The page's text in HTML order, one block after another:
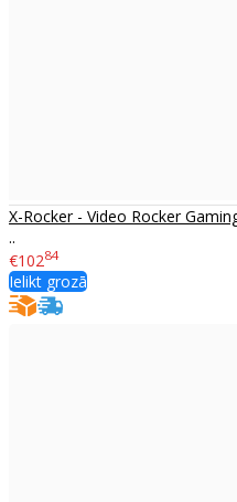
X-Rocker - Video Rocker
..
€10284
Ielikt grozā